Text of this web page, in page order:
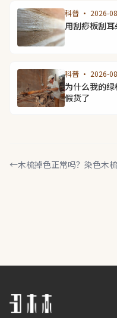
科普 · 2026-
用刮痧板刮
科普 · 2026-
为什么我的
假货了
←木梳掉色正常吗？染色木